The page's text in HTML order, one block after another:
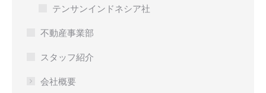
テンサンインドネシア社
不動産事業部
スタッフ紹介
会社概要